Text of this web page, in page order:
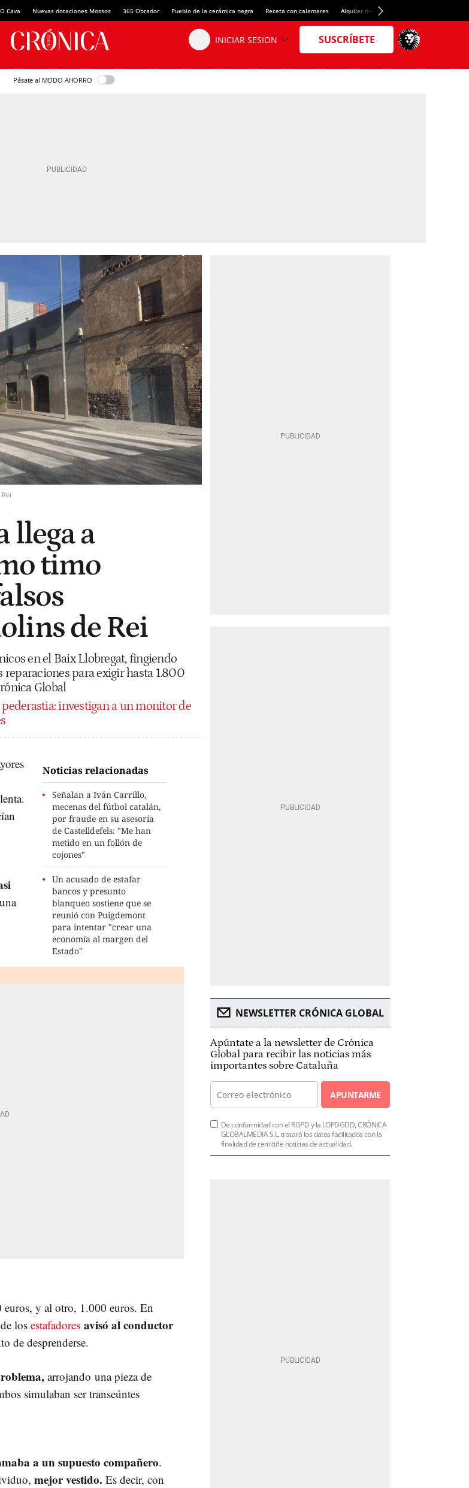
Cava Nuevas dotaciones Mossos 365 Obrador Pueblo de la cerámica negra Receta con calamares Alquiler de habitaciones en España
Pásate al MODO AHORRO
llega a
timo
de Rei
en el Baix Llobregat, fingiendo
reparaciones para exigir hasta 1.800
Global
investigan a un monitor de
Noticias relacionadas
Señalan a Iván Carrillo,
mecenas del fútbol catalán,
por fraude en su asesoría
de Castelldefels: "Me han
metido en un follón de
cojones"
Un acusado de estafar
bancos y presunto
blanqueo sostiene que se
reunió con Puigdemont
para intentar "crear una
economía al margen del
Estado"
y al otro, 1.000 euros. En
los estafadores avisó al conductor
de desprenderse.
arrojando una pieza de
simulaban ser transeúntes
a un supuesto compañero.
mejor vestido. Es decir, con
NEWSLETTER CRÓNICA GLOBAL
Apúntate a la newsletter de Crónica
Global para recibir las noticias más
importantes sobre Cataluña
APUNTARME
De conformidad con el RGPD y la LOPDGDD, CRÓNICA
GLOBALMEDIA S.L. tratará los datos facilitados con la
finalidad de remitirle noticias de actualidad.